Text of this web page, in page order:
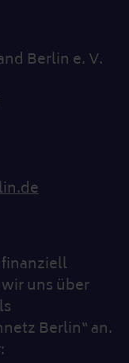
Berlin e. V.
uns über
Berlin“ an.